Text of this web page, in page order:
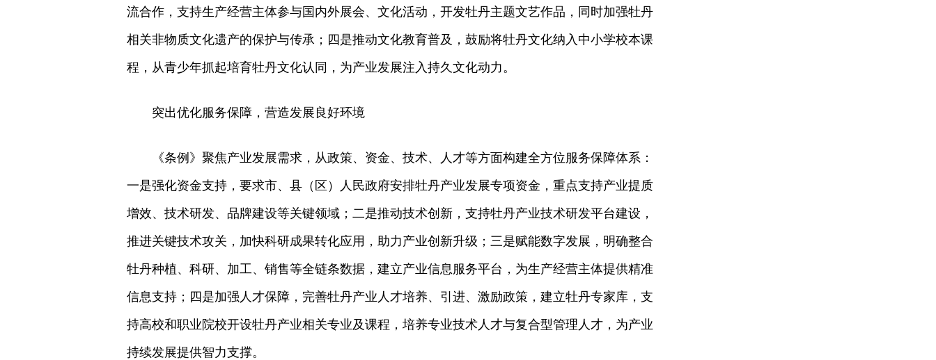
流合作，支持生产经营主体参与国内外展会、文化活动，开发牡丹主题文艺作品，同时加强牡丹
相关非物质文化遗产的保护与传承；四是推动文化教育普及，鼓励将牡丹文化纳入中小学校本课
程，从青少年抓起培育牡丹文化认同，为产业发展注入持久文化动力。
突出优化服务保障，营造发展良好环境
《条例》聚焦产业发展需求，从政策、资金、技术、人才等方面构建全方位服务保障体系：
一是强化资金支持，要求市、县（区）人民政府安排牡丹产业发展专项资金，重点支持产业提质
增效、技术研发、品牌建设等关键领域；二是推动技术创新，支持牡丹产业技术研发平台建设，
推进关键技术攻关，加快科研成果转化应用，助力产业创新升级；三是赋能数字发展，明确整合
牡丹种植、科研、加工、销售等全链条数据，建立产业信息服务平台，为生产经营主体提供精准
信息支持；四是加强人才保障，完善牡丹产业人才培养、引进、激励政策，建立牡丹专家库，支
持高校和职业院校开设牡丹产业相关专业及课程，培养专业技术人才与复合型管理人才，为产业
持续发展提供智力支撑。